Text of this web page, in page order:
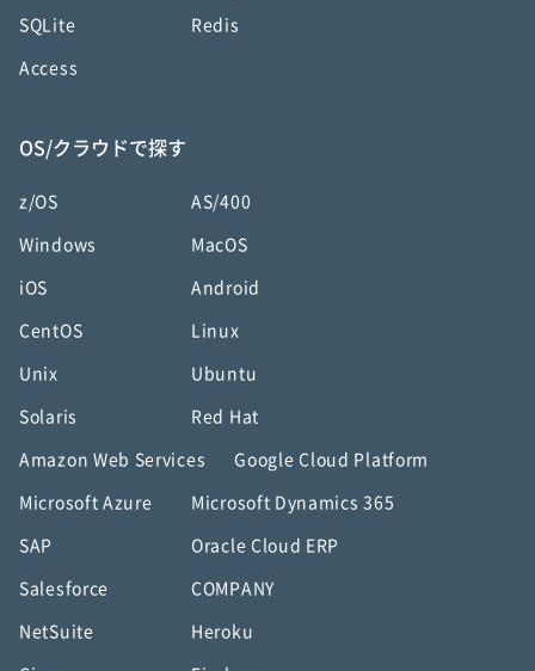
SQLite Redis
Access
OS/クラウドで探す
z/OS AS/400
Windows MacOS
iOS Android
CentOS Linux
Unix Ubuntu
Solaris Red Hat
Amazon Web Services Google Cloud Platform
Microsoft Azure Microsoft Dynamics 365
SAP Oracle Cloud ERP
Salesforce COMPANY
NetSuite Heroku